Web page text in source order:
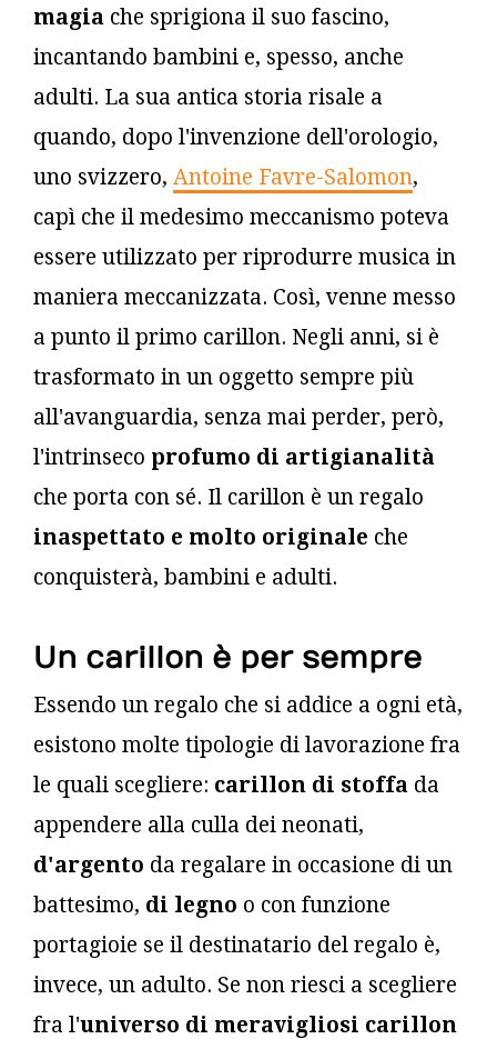
magia che sprigiona il suo fascino,
incantando bambini e, spesso, anche
adulti. La sua antica storia risale a
quando, dopo l'invenzione dell'orologio,
uno svizzero, Antoine Favre-Salomon,
capì che il medesimo meccanismo poteva
essere utilizzato per riprodurre musica in
maniera meccanizzata. Così, venne messo
a punto il primo carillon. Negli anni, si è
trasformato in un oggetto sempre più
all'avanguardia, senza mai perder, però,
l'intrinseco profumo di artigianalità
che porta con sé. Il carillon è un regalo
inaspettato e molto originale che
conquisterà, bambini e adulti.
Un carillon è per sempre
Essendo un regalo che si addice a ogni età,
esistono molte tipologie di lavorazione fra
le quali scegliere: carillon di stoffa da
appendere alla culla dei neonati,
d'argento da regalare in occasione di un
battesimo, di legno o con funzione
portagioie se il destinatario del regalo è,
invece, un adulto. Se non riesci a scegliere
fra l'universo di meravigliosi carillon